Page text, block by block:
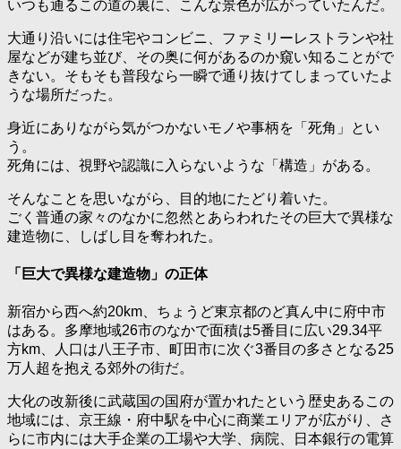
いつも通るこの道の裏に、こんな景色が広がっていたんだ。
大通り沿いには住宅やコンビニ、ファミリーレストランや社
屋などが建ち並び、その奥に何があるのか窺い知ることがで
きない。そもそも普段なら一瞬で通り抜けてしまっていたよ
うな場所だった。
身近にありながら気がつかないモノや事柄を「死角」とい
う。
死角には、視野や認識に入らないような「構造」がある。
そんなことを思いながら、目的地にたどり着いた。
ごく普通の家々のなかに忽然とあらわれたその巨大で異様な
建造物に、しばし目を奪われた。
「巨大で異様な建造物」の正体
新宿から西へ約20km、ちょうど東京都のど真ん中に府中市
はある。多摩地域26市のなかで面積は5番目に広い29.34平
方km、人口は八王子市、町田市に次ぐ3番目の多さとなる25
万人超を抱える郊外の街だ。
大化の改新後に武蔵国の国府が置かれたという歴史あるこの
地域には、京王線・府中駅を中心に商業エリアが広がり、さ
らに市内には大手企業の工場や大学、病院、日本銀行の電算